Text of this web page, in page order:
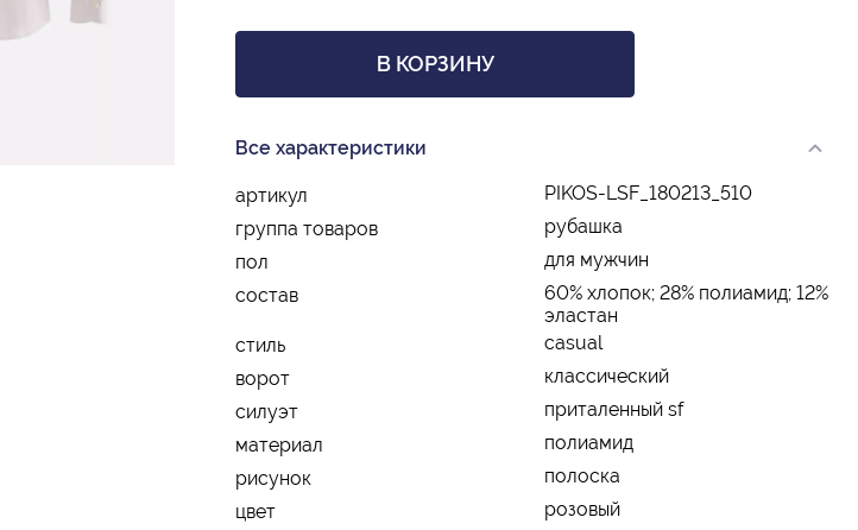
В КОРЗИНУ
Все характеристики
артикул
PIKOS-LSF_180213_510
группа товаров
рубашка
пол
для мужчин
состав
60% хлопок; 28% полиамид; 12%
эластан
стиль
casual
ворот
классический
силуэт
приталенный sf
материал
полиамид
рисунок
полоска
цвет
розовый